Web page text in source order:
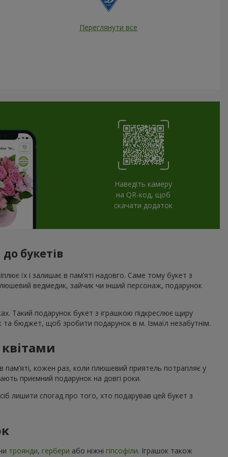
Переглянути все
Наведіть камеру
на QR-код, щоб
скачати додаток
букетів
їх і залишає в пам’яті надовго. Саме тому букет з
ведмедик, зайчик чи інший персонаж, подарунок
Такий подарунок букет з іграшкою підкреслює щиру
та бюджет, щоб зробити подарунок в м. Ізмаїл незабутнім.
пам’яті, кожен раз, коли плюшевий приятель потрапляє у
приємний подарунок на довгі роки.
лишити спогад про того, хто подарував цей букет з
троянди, гербери або ніжні гіпсофіли. Іграшок також